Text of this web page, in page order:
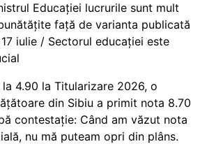
Educației lucrurile sunt mult
față de varianta publicată
iulie / Sectorul educației este
la 4.90 la Titularizare 2026, o
din Sibiu a primit nota 8.70
contestație: Când am văzut nota
nu mă puteam opri din plâns.